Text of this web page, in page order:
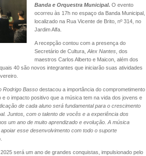
Banda e Orquestra Municipal. O evento
ocorreu às 17h no espaço da Banda Municipal,
localizado na Rua Vicente de Brito, nº 314, no
Jardim Alfa.
A recepção contou com a presença do
Secretário de Cultura, Alex Nantes , dos
maestros Carlos Alberto e Maicon, além dos
40 são novos integrantes que iniciarão suas atividades
Rodrigo Basso destacou a importância do comprometimento
o impacto positivo que a música tem na vida dos jovens e
de cada aluno será fundamental para o crescimento
Juntos, com o talento de vocês e a experiência dos
um ano de muito aprendizado e evolução. A música
esse desenvolvimento com todo o suporte
será um ano de grandes conquistas, impulsionado pelo